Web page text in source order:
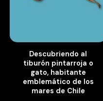
Descubriendo al
tiburón pintarroja o
gato, habitante
emblemático de los
mares de Chile